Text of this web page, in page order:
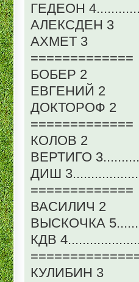
ГЕДЕОН
АЛЕКСДЕН 3
АХМЕТ 3
=============
БОБЕР 2
ЕВГЕНИЙ 2
ДОКТОРОФ 2
=============
КОЛОВ 2
ВЕРТИГО
ДИШ
=============
ВАСИЛИЧ 2
ВЫСКОЧКА
КДВ
КУЛИБИН 3